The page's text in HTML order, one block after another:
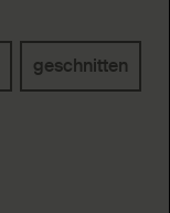
geschnitten